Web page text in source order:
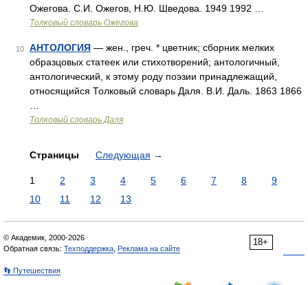
Ожегова. С.И. Ожегов, Н.Ю. Шведова. 1949 1992 …
Толковый словарь Ожегова
10 АНТОЛОГИЯ — жен., греч. * цветник; сборник мелких
образцовых статеек или стихотворений; антологичный,
антологический, к этому роду поэзии принадлежащий,
относящийся Толковый словарь Даля. В.И. Даль. 1863 1866
Толковый словарь Даля
Страницы Следующая →
1 2 3 4 5 6 7 8
9
10
11 12 13
18+
© Академик, 2000-2026
Обратная связь: Техподдержка Реклама на сайте
👣 Путешествия